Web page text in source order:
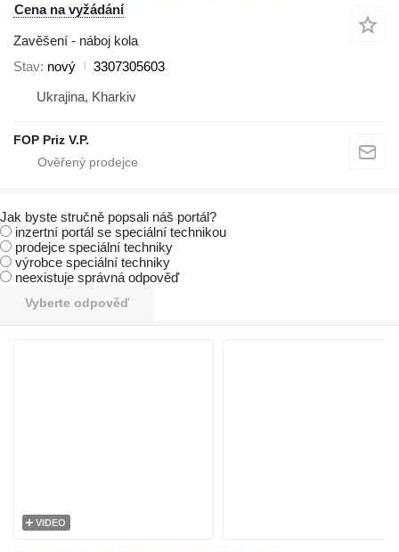
Cena na vyžádání
Zavěšení - náboj kola
Stav nový
3307305603
Ukrajina, Kharkiv
FOP Priz V.P.
Jak byste stručně popsali náš portál?
inzertní portál se speciální technikou
prodejce speciální techniky
výrobce speciální techniky
neexistuje správná odpověď
Vyberte odpověď
VIDEO